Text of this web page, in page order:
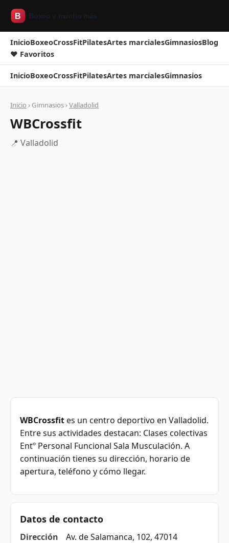
InicioBoxeoCrossFitPilatesArtes marcialesGimnasiosBlog
❤ Favoritos
InicioBoxeoCrossFitPilatesArtes marcialesGimnasios
Inicio › Gimnasios ›Valladolid
WBCrossfit
📍 Valladolid
WBCrossfites un centro deportivo en Valladolid.
Entre sus actividades destacan: Clases colectivas
Entº Personal Funcional Sala Musculación. A
continuación tienes su dirección, horario de
apertura, teléfono y cómo llegar.
Datos de contacto
Dirección
Av. de Salamanca, 102, 47014